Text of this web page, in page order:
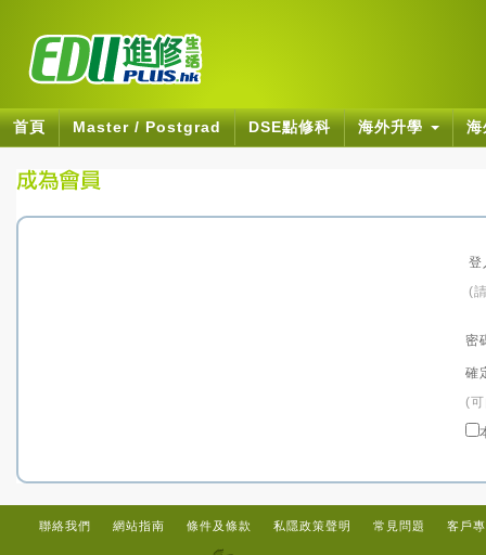
首頁 Master / Postgrad DSE點修科 海外升學
登
(
密
確
(
聯絡我們 網站指南 條件及條款 私隱政策聲明 常見問題 客戶